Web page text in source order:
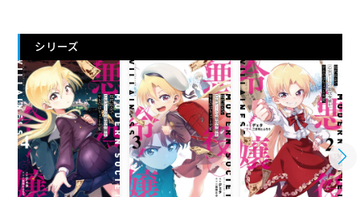
シリーズ